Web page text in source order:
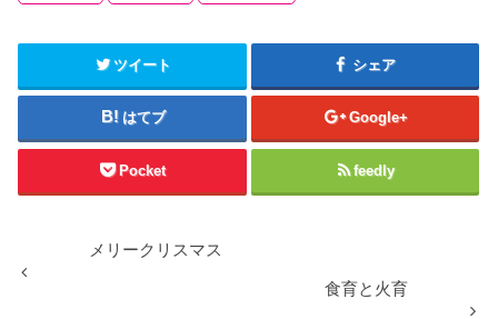
ツイート シェア
はてブ Google+
Pocket feedly
メリークリスマス
食育と火育